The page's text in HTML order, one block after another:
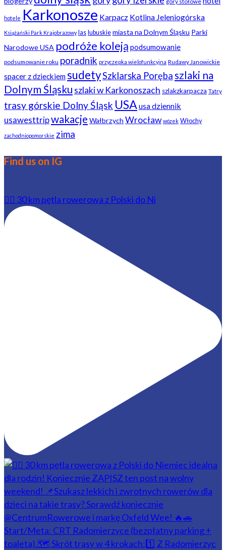
hotele Karkonosze Karpacz Kotlina Jeleniogórska
Książański Park Krajobrazowy las lubuskie miasta na Dolnym Śląsku Parki
Narodowe USA podróże koleją podsumowanie
podsumowanie roku poradnik przyczepka wielofunkcyjna Rudawy Janowickie
spacer z dzieckiemsudetySzklarska Porębaszlaki na
Dolnym Śląsku szlaki w Karkonoszach szlakzkarpacza Tatry
trasy górskie Dolny Śląsk USAusa dziennik
usawesttripwakacje Wałbrzych Wrocław wózek Włochy
zachodniopomorskie zima
Find us on IG
🚴‍♂️ 30 km pętla rowerowa z Polski do Ni